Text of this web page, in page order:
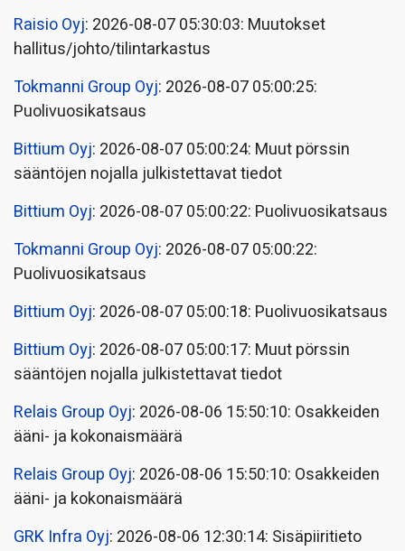
Raisio Oyj: 2026-08-07 05:30:03: Muutokset
hallitus/johto/tilintarkastus
Tokmanni Group Oyj: 2026-08-07 05:00:25:
Puolivuosikatsaus
Bittium Oyj: 2026-08-07 05:00:24: Muut pörssin
sääntöjen nojalla julkistettavat tiedot
Bittium Oyj: 2026-08-07 05:00:22: Puolivuosikatsaus
Tokmanni Group Oyj: 2026-08-07 05:00:22:
Puolivuosikatsaus
Bittium Oyj: 2026-08-07 05:00:18: Puolivuosikatsaus
Bittium Oyj: 2026-08-07 05:00:17: Muut pörssin
sääntöjen nojalla julkistettavat tiedot
Relais Group Oyj: 2026-08-06 15:50:10: Osakkeiden
ääni- ja kokonaismäärä
Relais Group Oyj: 2026-08-06 15:50:10: Osakkeiden
ääni- ja kokonaismäärä
GRK Infra Oyj: 2026-08-06 12:30:14: Sisäpiiritieto